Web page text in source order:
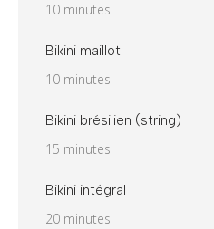
10 minutes
Bikini maillot
10 minutes
Bikini brésilien (string)
15 minutes
Bikini intégral
20 minutes